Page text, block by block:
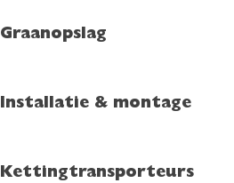
Graanopslag
Installatie & montage
Kettingtransporteurs